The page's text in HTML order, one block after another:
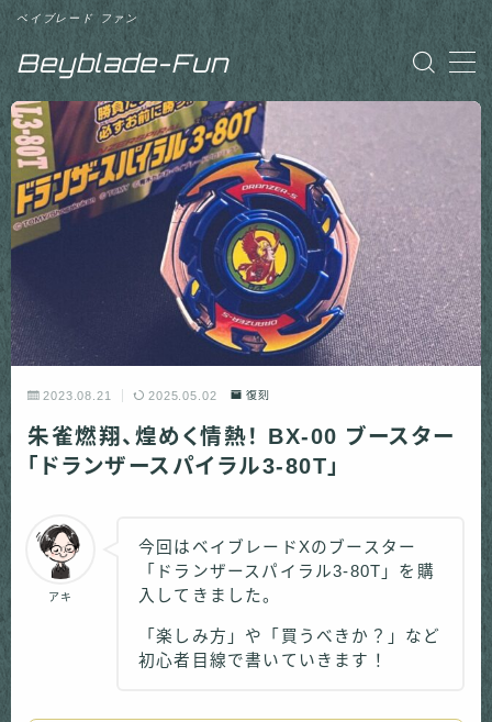
Beyblade-Fun
ベイブレード ファン
MENU
「Beyblade-Fun」について
お問い合わせ
2023.08.21 2025.05.02 復刻
朱雀燃翔、煌めく情熱！ BX-00 ブースター
「ドランザースパイラル3-80T」
アキ
今回はベイブレードXのブースター
「ドランザースパイラル3-80T」を購
入してきました。
「楽しみ方」や「買うべきか？」など
初心者目線で書いていきます！